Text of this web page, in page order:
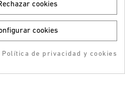
Talla: 42
€
AÑADIR AL CARRITO
nuestras ofertas y
Gratis
cookies
cookies
Política de privacidad y cookies